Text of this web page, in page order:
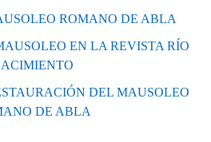
ROMANO DE ABLA
EN LA REVISTA RÍO
DEL MAUSOLEO
DE ABLA